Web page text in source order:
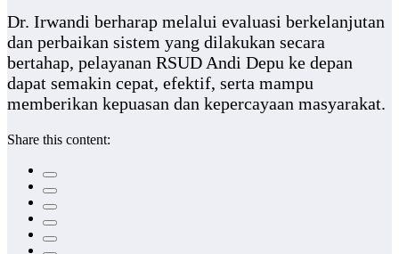
Dr. Irwandi berharap melalui evaluasi berkelanjutan
dan perbaikan sistem yang dilakukan secara
bertahap, pelayanan RSUD Andi Depu ke depan
dapat semakin cepat, efektif, serta mampu
memberikan kepuasan dan kepercayaan masyarakat.
Share this content: